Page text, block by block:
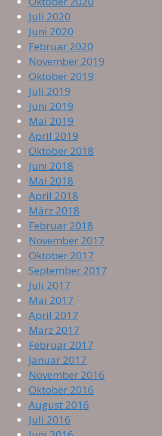
Juli 2020
Juni 2020
Februar 2020
November 2019
Oktober 2019
Juli 2019
Juni 2019
Mai 2019
April 2019
Oktober 2018
Juni 2018
Mai 2018
April 2018
März 2018
Februar 2018
November 2017
Oktober 2017
September 2017
Juli 2017
Mai 2017
April 2017
März 2017
Februar 2017
Januar 2017
November 2016
Oktober 2016
August 2016
Juli 2016